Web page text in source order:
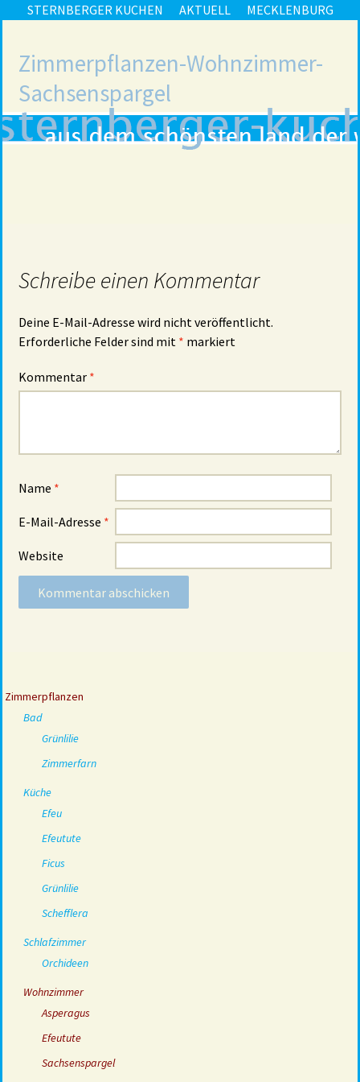
STERNBERGER KUCHEN AKTUELL MECKLENBURG
Zimmerpflanzen-Wohnzimmer-
Sachsenspargel
Schreibe einen Kommentar
Deine E-Mail-Adresse wird nicht veröffentlicht.
Erforderliche Felder sind mit * markiert
Kommentar *
Name *
E-Mail-Adresse *
Website
Zimmerpflanzen
Bad
Grünlilie
Zimmerfarn
Küche
Efeu
Efeutute
Ficus
Grünlilie
Schefflera
Schlafzimmer
Orchideen
Wohnzimmer
Asperagus
Efeutute
Sachsenspargel